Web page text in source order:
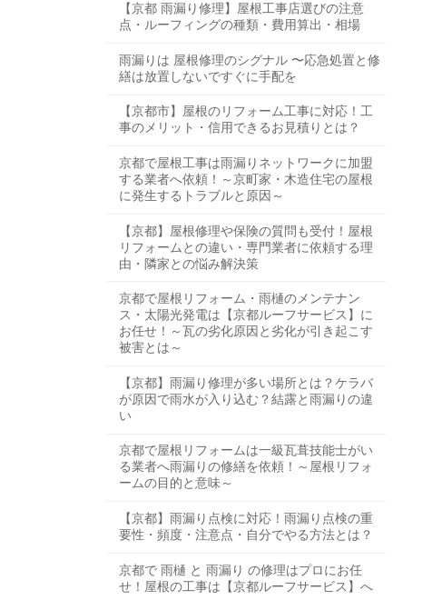
【京都 雨漏り修理】屋根工事店選びの注意
点・ルーフィングの種類・費用算出・相場
雨漏りは 屋根修理のシグナル 〜応急処置と修
繕は放置しないですぐに手配を
【京都市】屋根のリフォーム工事に対応！工
事のメリット・信用できるお見積りとは？
京都で屋根工事は雨漏りネットワークに加盟
する業者へ依頼！～京町家・木造住宅の屋根
に発生するトラブルと原因～
【京都】屋根修理や保険の質問も受付！屋根
リフォームとの違い・専門業者に依頼する理
由・隣家との悩み解決策
京都で屋根リフォーム・雨樋のメンテナン
ス・太陽光発電は【京都ルーフサービス】に
お任せ！～瓦の劣化原因と劣化が引き起こす
被害とは～
【京都】雨漏り修理が多い場所とは？ケラバ
が原因で雨水が入り込む？結露と雨漏りの違
い
京都で屋根リフォームは一級瓦葺技能士がい
る業者へ雨漏りの修繕を依頼！～屋根リフォ
ームの目的と意味～
【京都】雨漏り点検に対応！雨漏り点検の重
要性・頻度・注意点・自分でやる方法とは？
京都で 雨樋 と 雨漏り の修理はプロにお任
せ！屋根の工事は【京都ルーフサービス】へ